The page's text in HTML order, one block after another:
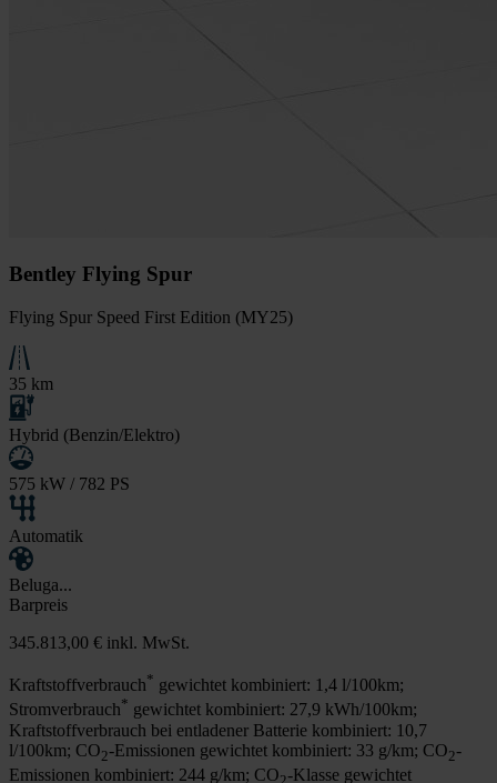
Bentley Flying Spur
Flying Spur Speed First Edition (MY25)
35 km
Hybrid (Benzin/Elektro)
575 kW / 782 PS
Automatik
Beluga...
Barpreis
345.813,00 € inkl. MwSt.
Kraftstoffverbrauch* gewichtet kombiniert: 1,4 l/100km;
Stromverbrauch* gewichtet kombiniert: 27,9 kWh/100km;
Kraftstoffverbrauch bei entladener Batterie kombiniert: 10,7
l/100km; CO2-Emissionen gewichtet kombiniert: 33 g/km; CO2-
Emissionen kombiniert: 244 g/km; CO -Klasse gewichtet